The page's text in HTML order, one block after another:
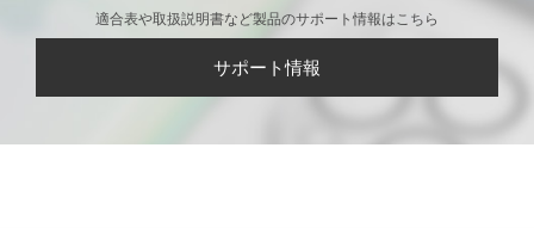
適合表や取扱説明書など製品のサポート情報はこちら
サポート情報